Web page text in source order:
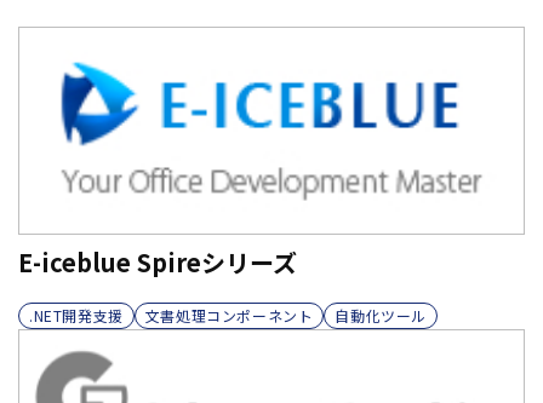
E-iceblue Spireシリーズ
.NET開発支援 文書処理コンポーネント 自動化ツール